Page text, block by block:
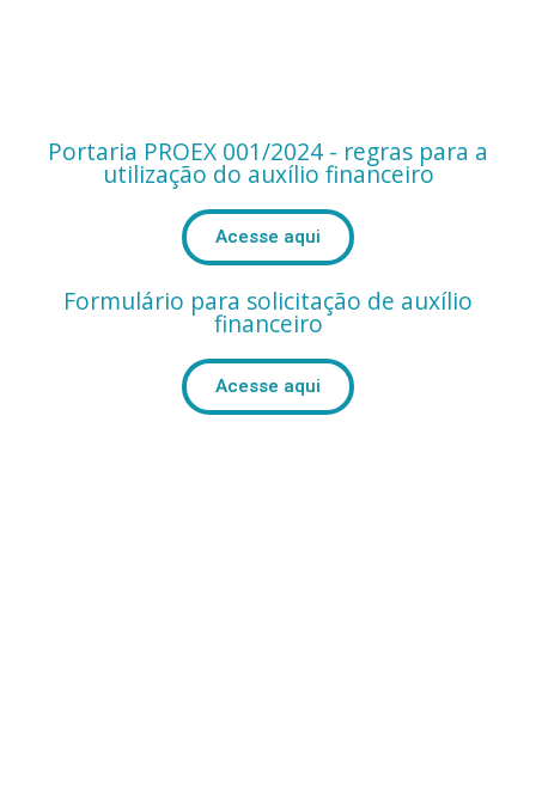
Portaria PROEX 001/2024 - regras para a
utilização do auxílio financeiro
Acesse aqui
Formulário para solicitação de auxílio
financeiro
Acesse aqui